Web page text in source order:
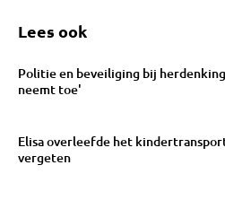
Lees ook
Politie en beveiliging bij
neemt toe'
Elisa overleefde het
vergeten